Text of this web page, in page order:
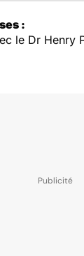
:
le Dr Henry